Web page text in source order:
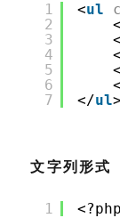
1
2
3
4
5
6
7
<ul
</ul>
文字列形式
1